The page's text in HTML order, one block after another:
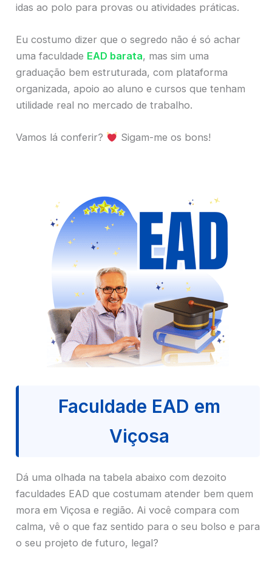
idas ao polo para provas ou atividades práticas.
Eu costumo dizer que o segredo não é só achar
uma faculdade EAD barata, mas sim uma
graduação bem estruturada, com plataforma
organizada, apoio ao aluno e cursos que tenham
utilidade real no mercado de trabalho.
Vamos lá conferir? Sigam-me os bons!
Faculdade EAD em
Viçosa
Dá uma olhada na tabela abaixo com dezoito
faculdades EAD que costumam atender bem quem
mora em Viçosa e região. Ai você compara com
calma, vê o que faz sentido para o seu bolso e para
o seu projeto de futuro, legal?